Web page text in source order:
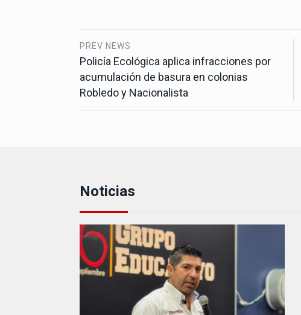
PREV NEWS
Policía Ecológica aplica infracciones por
acumulación de basura en colonias
Robledo y Nacionalista
Noticias